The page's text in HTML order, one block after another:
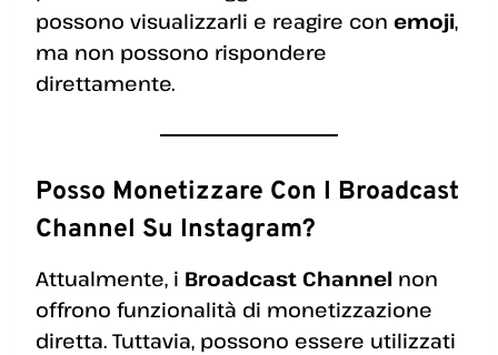
possono visualizzarli e reagire con emoji,
ma non possono rispondere
direttamente.
Posso Monetizzare Con I Broadcast
Channel Su Instagram?
Attualmente, i Broadcast Channel non
offrono funzionalità di monetizzazione
diretta. Tuttavia, possono essere utilizzati